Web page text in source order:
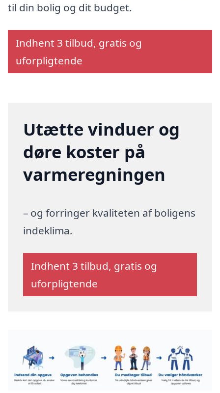
til din bolig og dit budget.
Indhent 3 tilbud, gratis og
uforpligtende
Utætte vinduer og
døre koster på
varmeregningen
– og forringer kvaliteten af boligens
indeklima.
Indhent 3 tilbud, gratis og
uforpligtende